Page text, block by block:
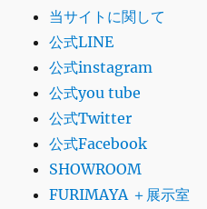
当サイトに関して
公式LINE
公式instagram
公式you tube
公式Twitter
公式Facebook
SHOWROOM
FURIMAYA ＋展示室